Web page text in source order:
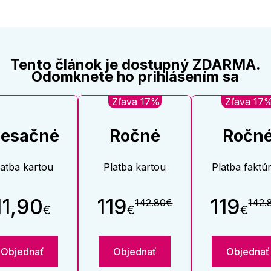
Tento článok je dostupný ZDARMA.
Odomknete ho prihlásením sa
kartou
€
Objednať
Zľava 17%
Ročné
Platba kartou
119€142.80€
Objednať
Zľava
Platba
119€
Objednať